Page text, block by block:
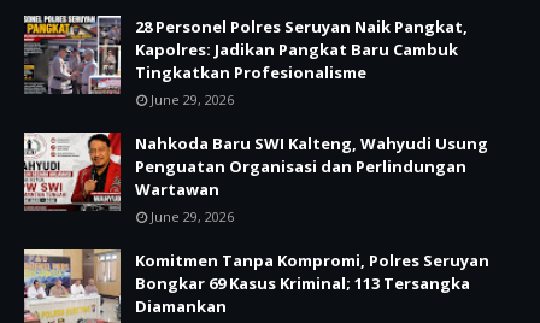
28 Personel Polres Seruyan Naik Pangkat,
Kapolres: Jadikan Pangkat Baru Cambuk
Tingkatkan Profesionalisme
June 29, 2026
Nahkoda Baru SWI Kalteng, Wahyudi Usung
Penguatan Organisasi dan Perlindungan
Wartawan
June 29, 2026
Komitmen Tanpa Kompromi, Polres Seruyan
Bongkar 69 Kasus Kriminal; 113 Tersangka
Diamankan